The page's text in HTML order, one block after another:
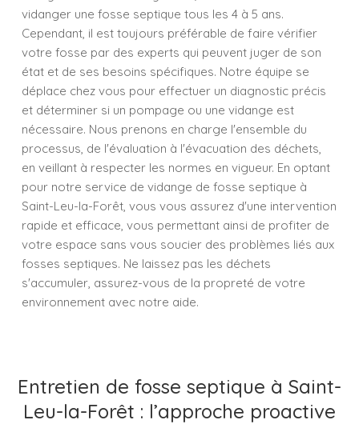
vidanger une fosse septique tous les 4 à 5 ans.
Cependant, il est toujours préférable de faire vérifier
votre fosse par des experts qui peuvent juger de son
état et de ses besoins spécifiques. Notre équipe se
déplace chez vous pour effectuer un diagnostic précis
et déterminer si un pompage ou une vidange est
nécessaire. Nous prenons en charge l'ensemble du
processus, de l'évaluation à l'évacuation des déchets,
en veillant à respecter les normes en vigueur. En optant
pour notre service de vidange de fosse septique à
Saint-Leu-la-Forêt, vous vous assurez d'une intervention
rapide et efficace, vous permettant ainsi de profiter de
votre espace sans vous soucier des problèmes liés aux
fosses septiques. Ne laissez pas les déchets
s'accumuler, assurez-vous de la propreté de votre
environnement avec notre aide.
Entretien de fosse septique à Saint-
Leu-la-Forêt : l’approche proactive